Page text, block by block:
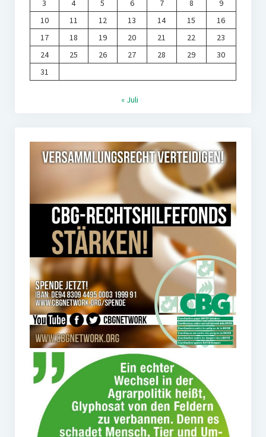
3 4 5 6 7 8
9
10
11 12 13 14 15
16
17
18 19 20 21 22
23
24
25 26 27 28 29
30
31
« Juli